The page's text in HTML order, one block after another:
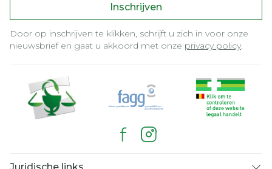
Inschrijven
Door op inschrijven te klikken, schrijft u zich in voor onze
nieuwsbrief en gaat u akkoord met onze privacy policy.